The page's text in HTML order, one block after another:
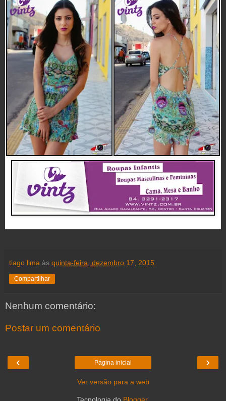
tiago lima às quinta-feira, dezembro 17, 2015
Compartilhar
Nenhum comentário:
Postar um comentário
‹ ›
Página inicial
Ver versão para a web